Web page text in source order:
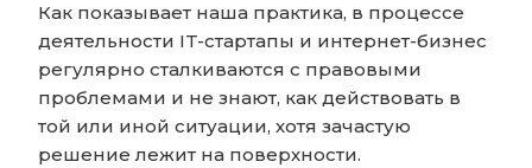
Как показывает наша практика, в процессе
деятельности IT-стартапы и интернет-бизнес
регулярно сталкиваются с правовыми
проблемами и не знают, как действовать в
той или иной ситуации, хотя зачастую
решение лежит на поверхности.